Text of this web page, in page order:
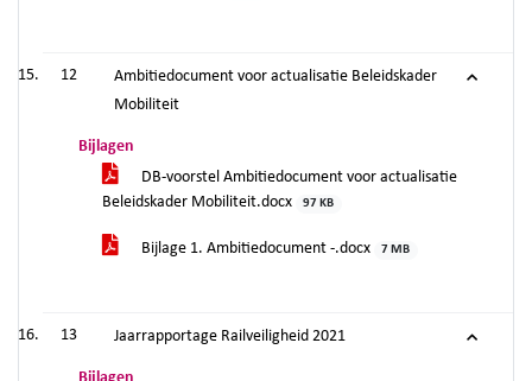
12
Ambitiedocument voor actualisatie Beleidskader
Mobiliteit
Bijlagen
DB-voorstel Ambitiedocument voor actualisatie
Beleidskader Mobiliteit.docx
97 KB
Bijlage 1. Ambitiedocument -.docx 7 MB
13 Jaarrapportage Railveiligheid 2021